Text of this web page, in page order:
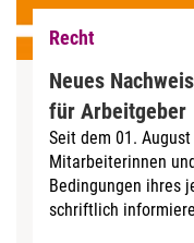
Recht
Neues
für Arbeitgeber
Seit dem 01.
Mitarbeiterinnen
Bedingungen ihres
schriftlich